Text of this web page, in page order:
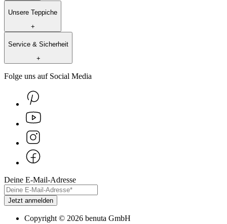
Unsere Teppiche
+
Service & Sicherheit
+
Folge uns auf Social Media
Deine E-Mail-Adresse
Jetzt anmelden
Copyright © 2026 benuta GmbH